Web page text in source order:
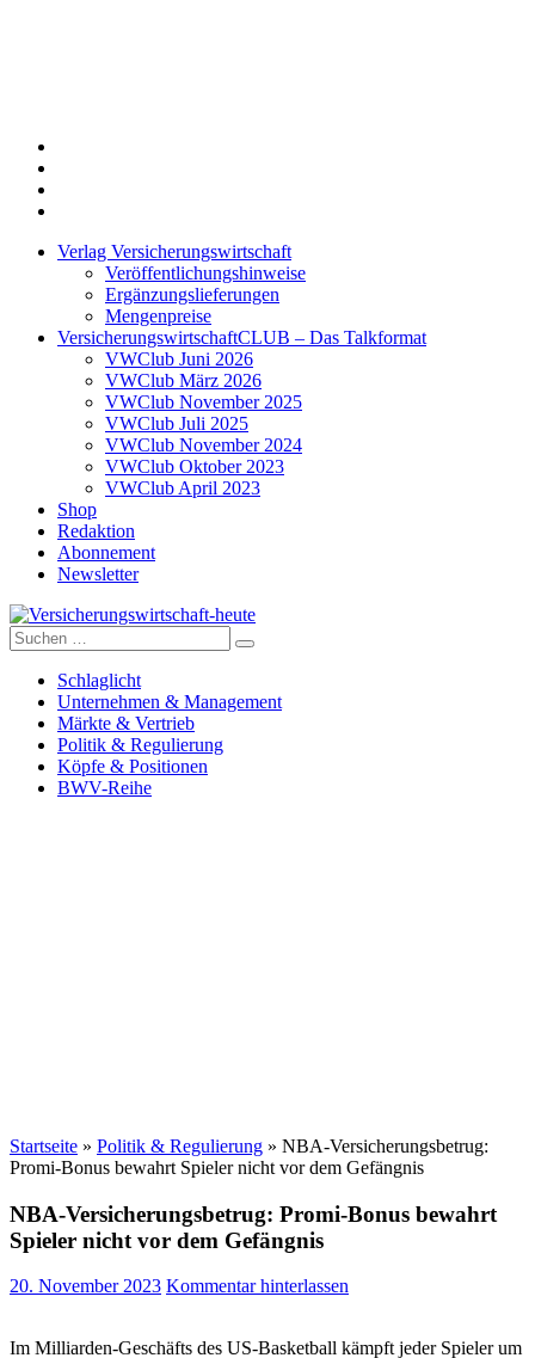
Verlag Versicherungswirtschaft
Veröffentlichungshinweise
Ergänzungslieferungen
Mengenpreise
VersicherungswirtschaftCLUB – Das Talkformat
VWClub Juni 2026
VWClub März 2026
VWClub November 2025
VWClub Juli 2025
VWClub November 2024
VWClub Oktober 2023
VWClub April 2023
Shop
Redaktion
Abonnement
Newsletter
Versicherungswirtschaft-heute
Suche
nach:
Schlaglicht
Unternehmen & Management
Märkte & Vertrieb
Politik & Regulierung
Köpfe & Positionen
BWV-Reihe
Startseite » Politik & Regulierung » NBA-Versicherungsbetrug:
Promi-Bonus bewahrt Spieler nicht vor dem Gefängnis
NBA-Versicherungsbetrug: Promi-Bonus bewahrt
Spieler nicht vor dem Gefängnis
20. November 2023 Kommentar hinterlassen
Im Milliarden-Geschäfts des US-Basketball kämpft jeder Spieler um